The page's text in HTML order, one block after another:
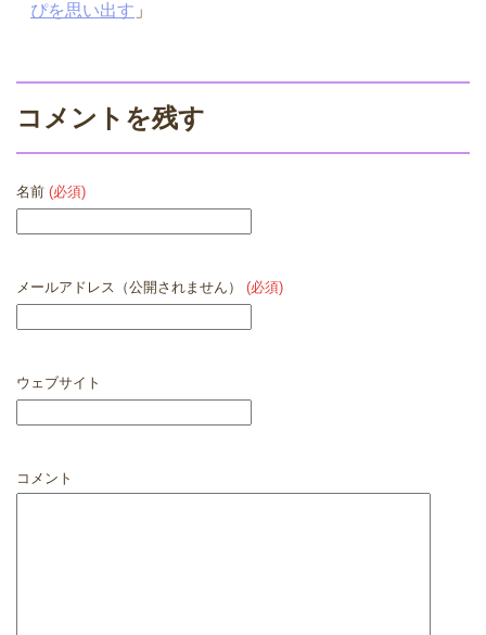
ぴを思い出す 」
コメントを残す
名前 (必須)
メールアドレス（公開されません） (必須)
ウェブサイト
コメント